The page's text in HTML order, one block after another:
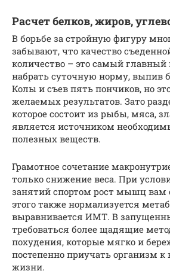
Расчет белков, жиров,
В борьбе за стройную фигуру
забывают, что качество
количество – это самый
набрать суточную норму, выпив
Колы и съев пять пончиков, но
желаемых результатов. Зато
которое состоит из рыбы, мяса,
является источником
полезных веществ.
Грамотное сочетание
только снижение веса. При
занятий спортом рост мышц вам
этого также нормализуется
выравнивается ИМТ. В
требоваться более щадящие
похудения, которые мягко и
постепенно приучать организм к
жизни.